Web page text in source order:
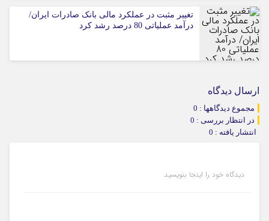
تغییر مثبت در عملکرد مالی بانک صادرات ایران/
درآمد عملیاتی 80 درصد رشد کرد
ارسال دیدگاه
مجموع دیدگاهها : 0
در انتظار بررسی : 0
انتشار یافته : 0
دیدگاه خود را اینجا بنویسید